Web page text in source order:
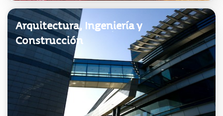
Acceder
Arquitectura, Ingeniería y
Construcción